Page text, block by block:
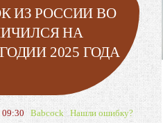
ИЗ РОССИИ ВО
НА
2025 ГОДА
09:30 Babcock Нашли ошибку?